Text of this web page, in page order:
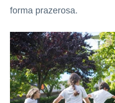
forma prazerosa.